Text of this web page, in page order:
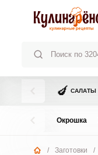
🍆 САЛАТЫ
Окрошка
/ Заготовки /